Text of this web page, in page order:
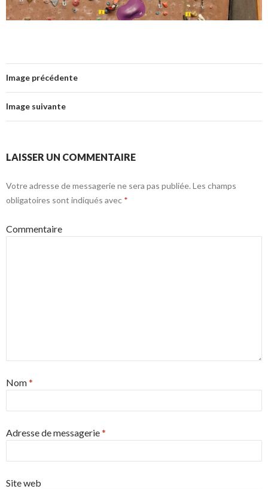
Image précédente
Image suivante
LAISSER UN COMMENTAIRE
Votre adresse de messagerie ne sera pas publiée. Les champs
obligatoires sont indiqués avec *
Commentaire
Nom*
Adresse de messagerie*
Site web